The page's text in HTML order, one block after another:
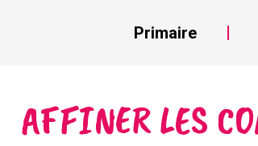
Primaire
AFFINER LES